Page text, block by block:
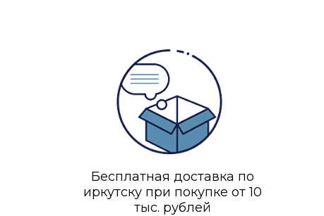
Бесплатная доставка по
иркутску при покупке от 10
тыс. рублей